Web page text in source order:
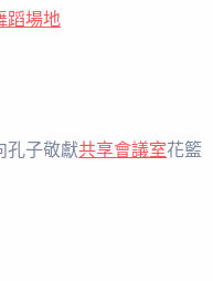
蹈場地
孔子敬獻共享會議室花籃